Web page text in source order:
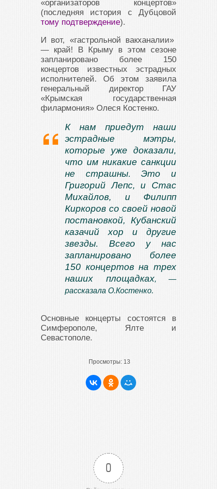
«организаторов концертов»
(последняя история с Дубцовой
тому подтверждение).
И вот, «гастрольной вакханалии»
— край! В Крыму в этом сезоне
запланировано более 150
концертов известных эстрадных
исполнителей. Об этом заявила
генеральный директор ГАУ
«Крымская государственная
филармония» Олеся Костенко.
К нам приедут наши
эстрадные мэтры,
которые уже доказали,
что им никакие санкции
не страшны. Это и
Григорий Лепс, и Стас
Михайлов, и Филипп
Киркоров со своей новой
постановкой, Кубанский
казачий хор и другие
звезды. Всего у нас
запланировано более
150 концертов на трех
наших площадках, —
рассказала О.Костенко.
Основные концерты состоятся в
Симферополе, Ялте и
Севастополе.
Просмотры: 13
0